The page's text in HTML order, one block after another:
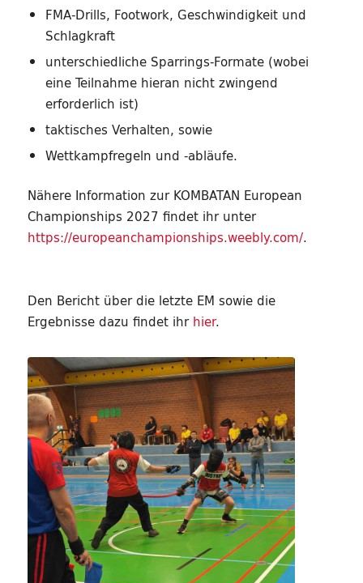
FMA-Drills, Footwork, Geschwindigkeit und
Schlagkraft
unterschiedliche Sparrings-Formate (wobei
eine Teilnahme hieran nicht zwingend
erforderlich ist)
taktisches Verhalten, sowie
Wettkampfregeln und -abläufe.
Nähere Information zur KOMBATAN European
Championships 2027 findet ihr unter
https://europeanchampionships.weebly.com/.
Den Bericht über die letzte EM sowie die
Ergebnisse dazu findet ihr hier.